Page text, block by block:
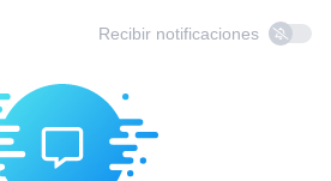
Recibir notificaciones